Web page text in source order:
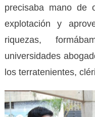
precisaba mano de
explotación y
riquezas,
universidades
los terratenientes,